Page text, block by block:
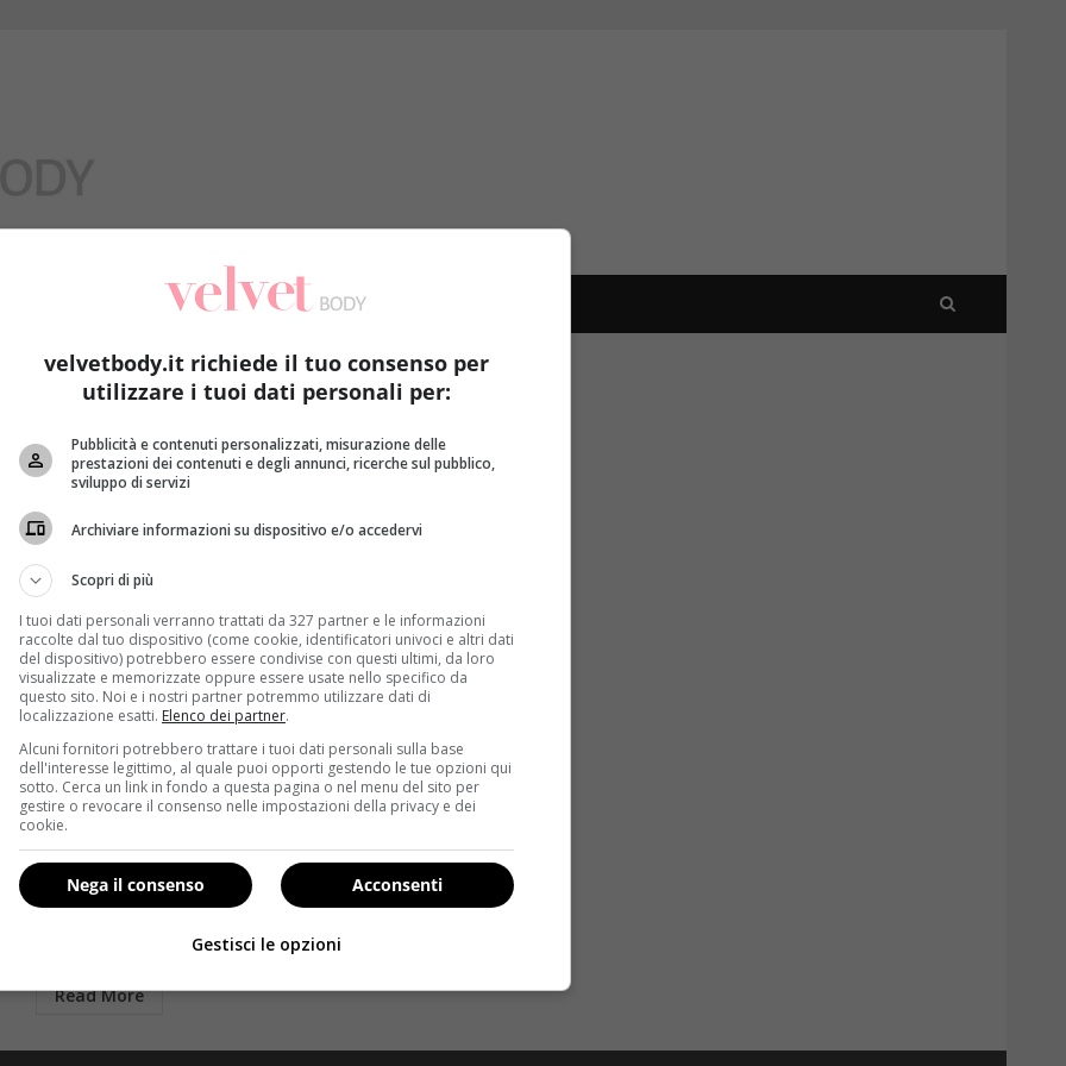
Diete
La dieta del fantino per perdere peso velocemente:
funziona davvero?
Redazione 22 Dicembre 2013
Restare in forma, essere agili e scattanti e perdere
quei chili di troppo che ci rallentano nello...
Read More
velvetbody.it richiede il tuo consenso per
utilizzare i tuoi dati personali per:
Pubblicità e contenuti personalizzati, misurazione delle
prestazioni dei contenuti e degli annunci, ricerche sul pubblico,
sviluppo di servizi
Archiviare informazioni su dispositivo e/o accedervi
Scopri di più
I tuoi dati personali verranno trattati da 327 partner e le informazioni
raccolte dal tuo dispositivo (come cookie, identificatori univoci e altri dati
del dispositivo) potrebbero essere condivise con questi ultimi, da loro
visualizzate e memorizzate oppure essere usate nello specifico da
questo sito. Noi e i nostri partner potremmo utilizzare dati di
localizzazione esatti. Elenco dei partner.
Alcuni fornitori potrebbero trattare i tuoi dati personali sulla base
dell'interesse legittimo, al quale puoi opporti gestendo le tue opzioni qui
sotto. Cerca un link in fondo a questa pagina o nel menu del sito per
gestire o revocare il consenso nelle impostazioni della privacy e dei
cookie.
Acconsenti
Nega il consenso
Gestisci le opzioni